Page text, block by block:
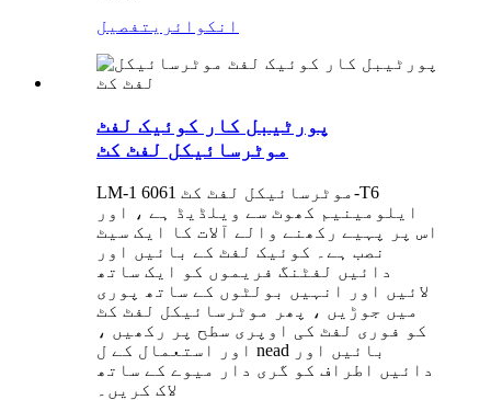
انکوائری تفصیل
پورٹیبل کار کوئیک لفٹ
موٹرسائیکل لفٹ کٹ
LM-1 موٹرسائیکل لفٹ کٹ 6061-T6
ایلومینیم کھوٹ سے ویلڈیڈ ہے ، اور
اس پر پہیے رکھنے والے آلات کا ایک سیٹ
نصب ہے۔ کوئیک لفٹ کے بائیں اور
دائیں لفٹنگ فریموں کو ایک ساتھ
لائیں اور انہیں بولٹوں کے ساتھ پوری
میں جوڑیں ، پھر موٹرسائیکل لفٹ کٹ
کو فوری لفٹ کی اوپری سطح پر رکھیں ،
اور استعمال کے ل nead بائیں اور
دائیں اطراف کو گری دار میوے کے ساتھ
لاک کریں۔